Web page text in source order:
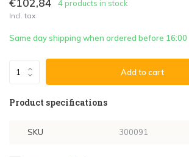
4 products in stock
Incl. tax
Same day shipping when ordered before 16:00
Add to cart
Product specifications
SKU 300091